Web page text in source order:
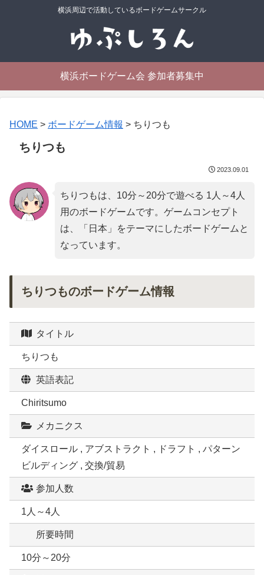
横浜周辺で活動しているボードゲームサークル
横浜ボードゲーム会 参加者募集中
HOME > ボードゲーム情報 > ちりつも
ちりつも
2023.09.01
ちりつもは、10分～20分で遊べる 1人～4人
用のボードゲームです。ゲームコンセプト
は、「 日本 」をテーマにしたボードゲームと
なっています。
ちりつものボードゲーム情報
タイトル
ちりつも
英語表記
Chiritsumo
メカニクス
ダイスロール , アブストラクト , ドラフト , パターン
ビルディング , 交換/貿易
参加人数
1人～4人
所要時間
10分～20分